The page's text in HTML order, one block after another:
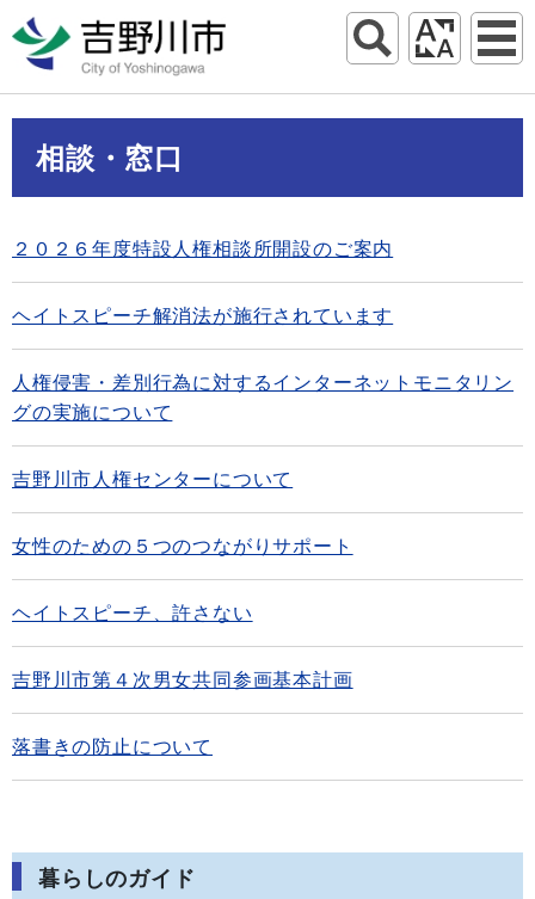
相談・窓口
２０２６年度特設人権相談所開設のご案内
ヘイトスピーチ解消法が施行されています
人権侵害・差別行為に対するインターネットモニタリン
グの実施について
吉野川市人権センターについて
女性のための５つのつながりサポート
ヘイトスピーチ、許さない
吉野川市第４次男女共同参画基本計画
落書きの防止について
暮らしのガイド